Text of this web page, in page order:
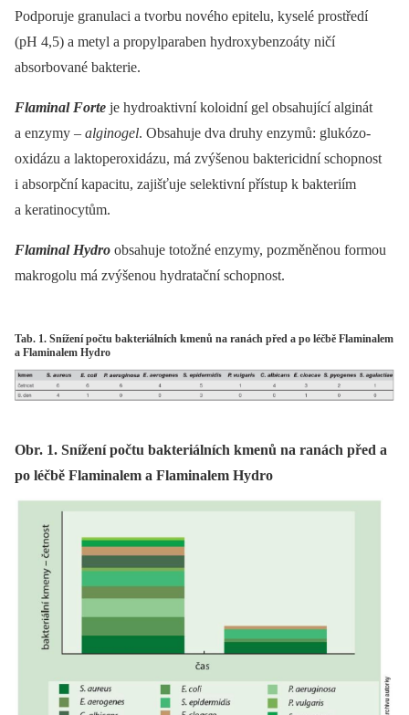
Podporuje granulaci a tvorbu nového epitelu, kyselé prostředí
(pH 4,5) a metyl a propylparaben hydroxybenzoáty ničí
absorbované bakterie.
Flaminal Forte je hydroaktivní koloidní gel obsahující alginát
a enzymy –⁠ alginogel. Obsahuje dva druhy enzymů: glukózo-
oxidázu a laktoperoxidázu, má zvýšenou baktericidní schopnost
i absorpční kapacitu, zajišťuje selektivní přístup k bakteriím
a keratinocytům.
Flaminal Hydro obsahuje totožné enzymy, pozměněnou formou
makrogolu má zvýšenou hydratační schopnost.
Tab. 1. Snížení počtu bakteriálních kmenů na ranách před a po léčbě Flaminalem
a Flaminalem Hydro
Obr. 1. Snížení počtu bakteriálních kmenů na ranách před a
po léčbě Flaminalem a Flaminalem Hydro